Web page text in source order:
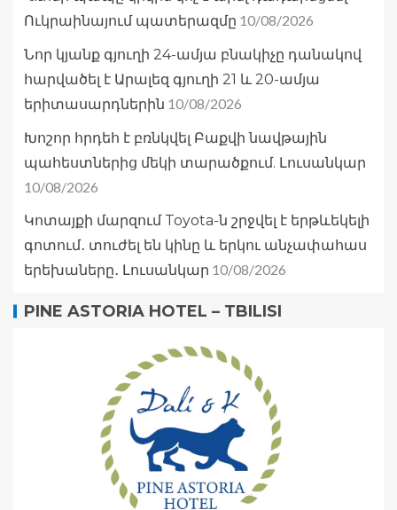
Ուկրաինայում պատերազմը 10/08/2026
Նոր կյանք գյուղի 24-ամյա բնակիչը դանակով
հարվածել է Արալեզ գյուղի 21 և 20-ամյա
երիտասարդներին 10/08/2026
Խոշոր հրդեհ է բռնկվել Բաքվի նավթային
պահեստներից մեկի տարածքում. Լուսանկար
10/08/2026
Կոտայքի մարզում Toyota-ն շրջվել է երթևեկելի
գոտում․ տուժել են կինը և երկու անչափահաս
երեխաները․ Լուսանկար 10/08/2026
PINE ASTORIA HOTEL – TBILISI